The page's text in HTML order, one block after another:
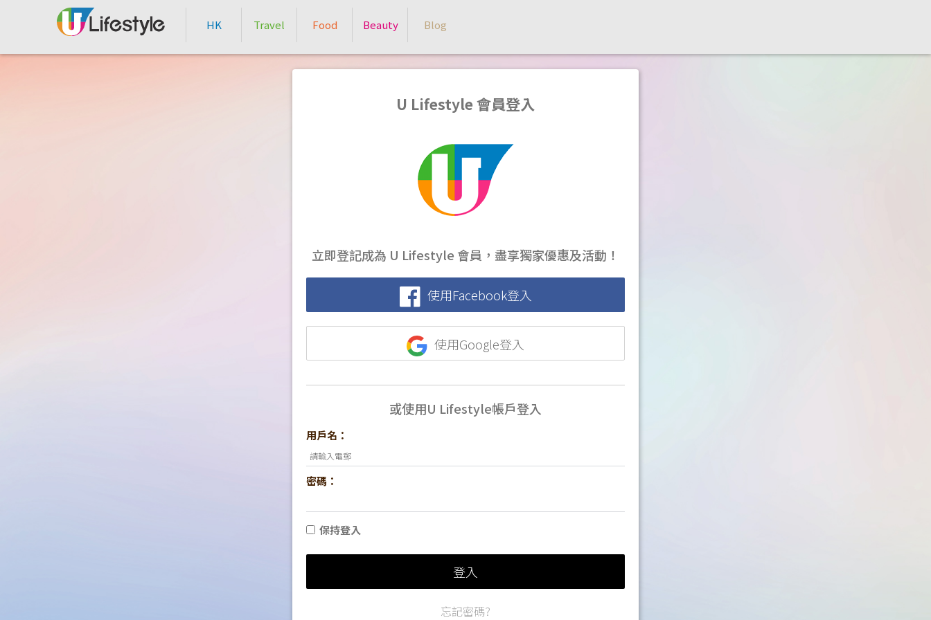
HK Travel Food Beauty Blog
U Lifestyle 會員登入
立即登記成為 U Lifestyle 會員，盡享獨家優惠及活動！
使用Facebook登入
使用Google登入
或使用U Lifestyle帳戶登入
用戶名：
密碼：
保持登入
登入
忘記密碼?